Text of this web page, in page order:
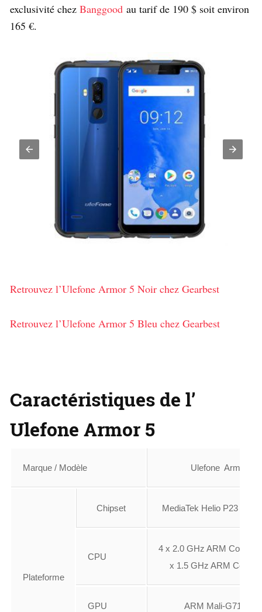
exclusivité chez Banggood au tarif de 190 $ soit environ
165 €.
Retrouvez l’Ulefone Armor 5 Noir chez Gearbest
Retrouvez l’Ulefone Armor 5 Bleu chez Gearbest
Caractéristiques de l’
Ulefone Armor 5
Marque / Modèle Ulefone Armor 5
Plateforme
Chipset MediaTek Helio P23
CPU
4 x 2.0 GHz ARM Cortex-
x 1.5 GHz ARM
GPU ARM Mali-G71 MP2